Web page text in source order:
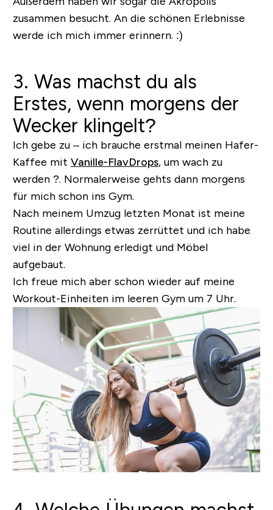
zusammen besucht. An die schönen Erlebnisse
werde ich mich immer erinnern. :)
3. Was machst du als
Erstes, wenn morgens der
Wecker klingelt?
Ich gebe zu – ich brauche erstmal meinen Hafer-
Kaffee mit Vanille-FlavDrops, um wach zu
werden ?. Normalerweise gehts dann morgens
für mich schon ins Gym.
Nach meinem Umzug letzten Monat ist meine
Routine allerdings etwas zerrüttet und ich habe
viel in der Wohnung erledigt und Möbel
aufgebaut.
Ich freue mich aber schon wieder auf meine
Workout-Einheiten im leeren Gym um 7 Uhr.